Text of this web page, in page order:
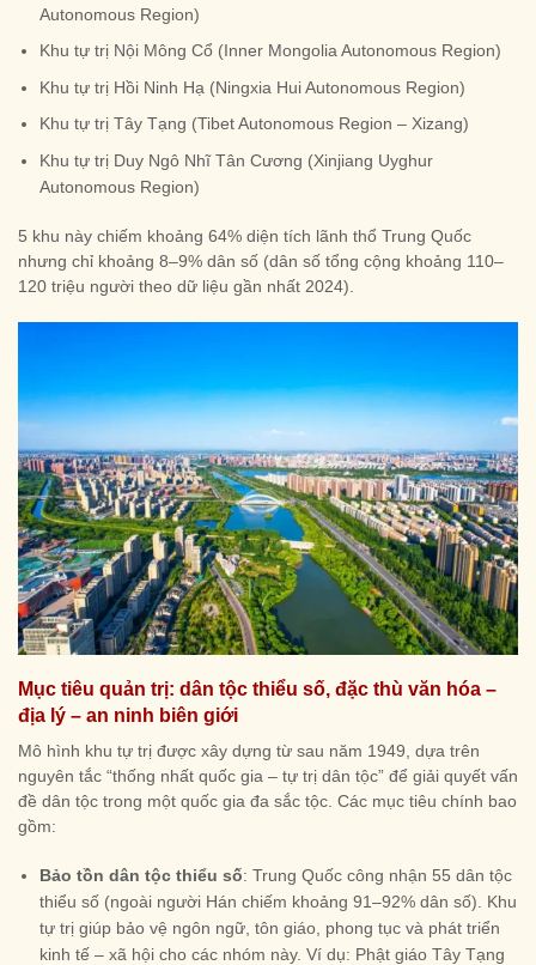
Autonomous Region)
Khu tự trị Nội Mông Cổ (Inner Mongolia Autonomous Region)
Khu tự trị Hồi Ninh Hạ (Ningxia Hui Autonomous Region)
Khu tự trị Tây Tạng (Tibet Autonomous Region – Xizang)
Khu tự trị Duy Ngô Nhĩ Tân Cương (Xinjiang Uyghur
Autonomous Region)
5 khu này chiếm khoảng 64% diện tích lãnh thổ Trung Quốc
nhưng chỉ khoảng 8–9% dân số (dân số tổng cộng khoảng 110–
120 triệu người theo dữ liệu gần nhất 2024).
Mục tiêu quản trị: dân tộc thiểu số, đặc thù văn hóa –
địa lý – an ninh biên giới
Mô hình khu tự trị được xây dựng từ sau năm 1949, dựa trên
nguyên tắc “thống nhất quốc gia – tự trị dân tộc” để giải quyết vấn
đề dân tộc trong một quốc gia đa sắc tộc. Các mục tiêu chính bao
gồm:
Bảo tồn dân tộc thiểu số: Trung Quốc công nhận 55 dân tộc
thiểu số (ngoài người Hán chiếm khoảng 91–92% dân số). Khu
tự trị giúp bảo vệ ngôn ngữ, tôn giáo, phong tục và phát triển
kinh tế – xã hội cho các nhóm này. Ví dụ: Phật giáo Tây Tạng